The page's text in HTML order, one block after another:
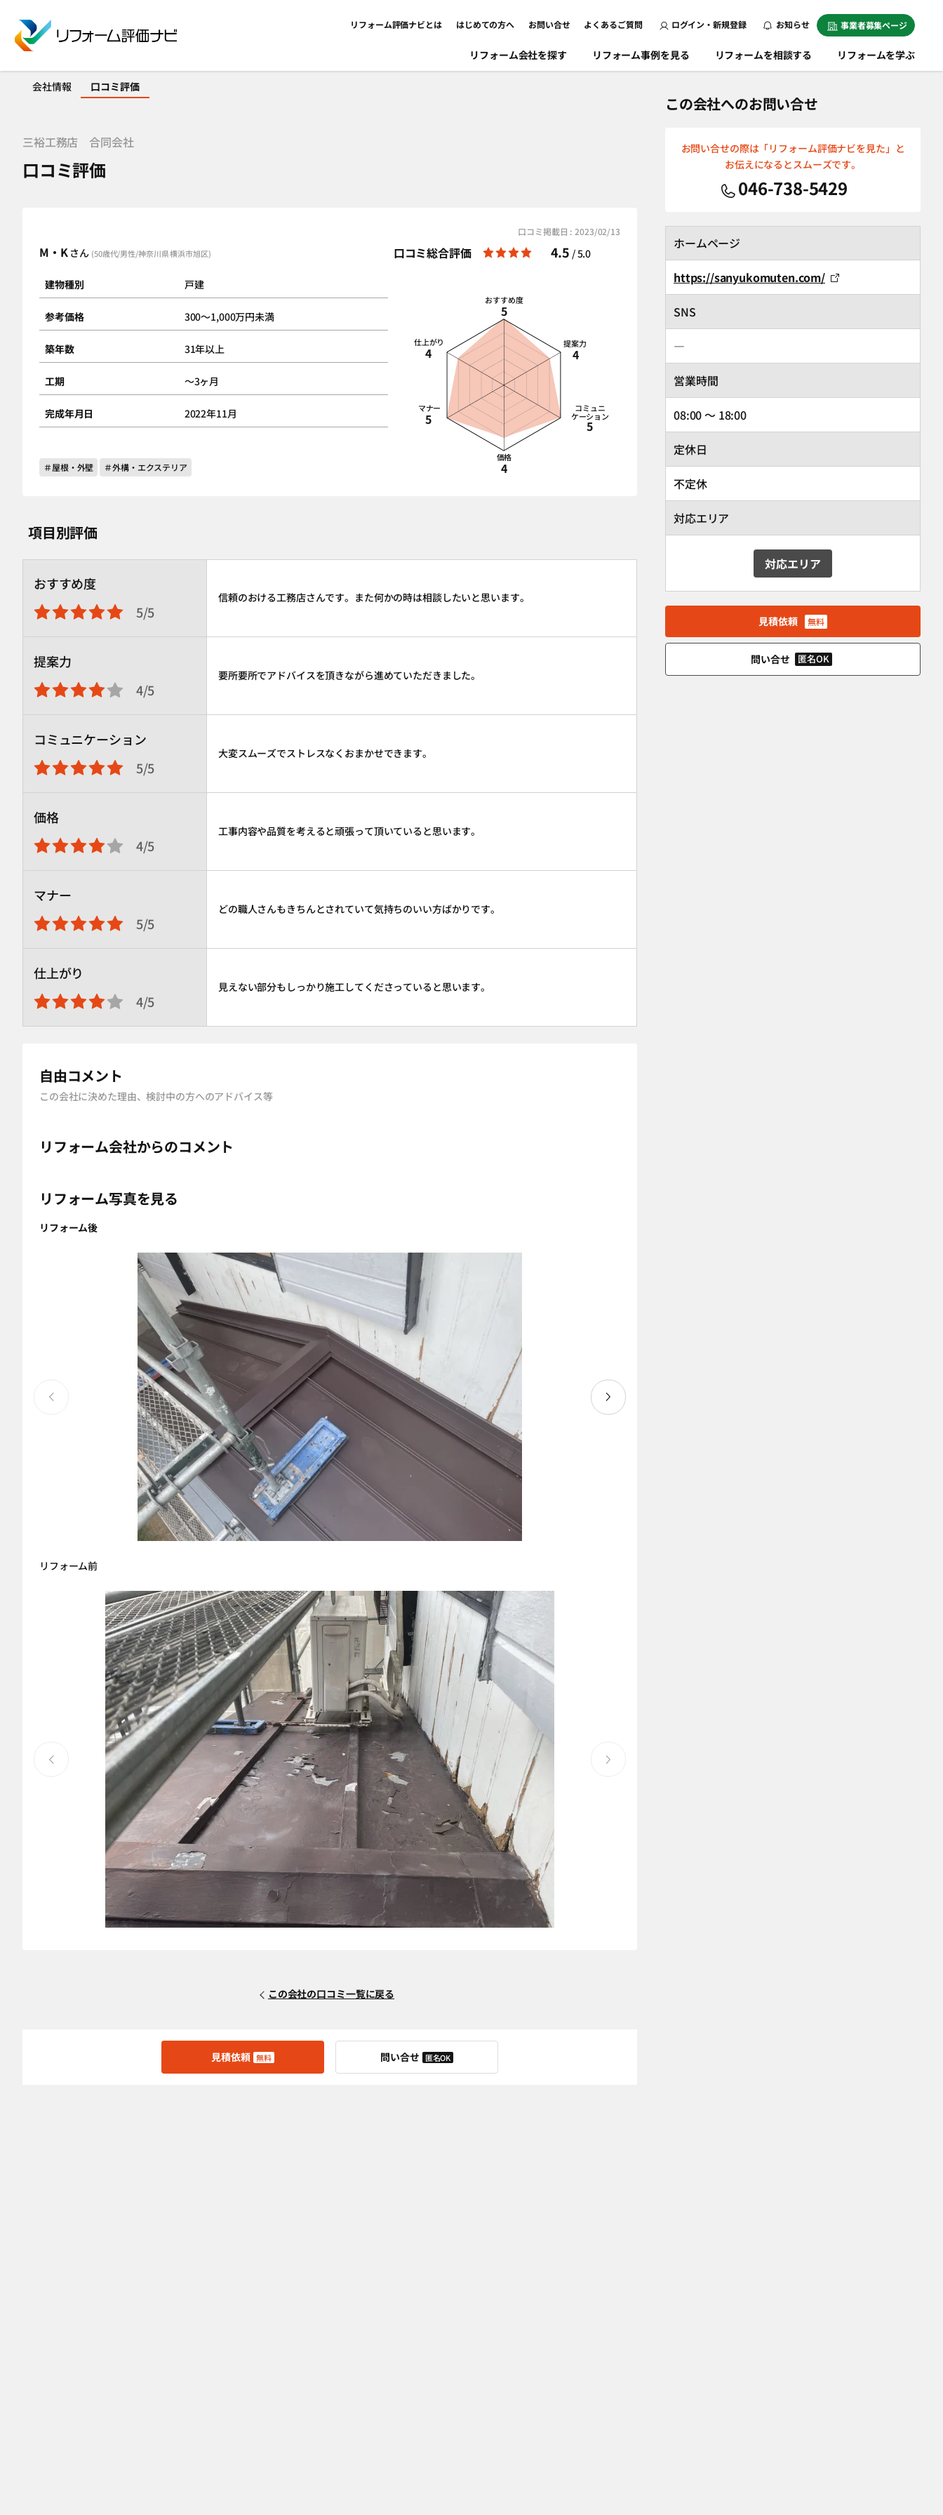
リフォーム評価ナビとは はじめての方へ お問い合せ よくあるご質問 ログイン・新規登録 お知らせ 事業者募集ページ
リフォーム会社を探す リフォーム事例を見る リフォームを相談する リフォームを学ぶ
会社情報 口コミ評価
三裕工務店 合同会社
口コミ評価
口コミ掲載日 : 2023/02/13
M・Kさん (50歳代/男性/神奈川県 横浜市旭区)
建物種別 戸建
参考価格 300～1,000万円未満
築年数 31年以上
工期 ～3ヶ月
完成年月日 2022年11月
＃屋根・外壁 ＃外構・エクステリア
口コミ総合評価 4.5 / 5.0
おすすめ度
5
提案力
4
コミュニ
ケーション
5
価格
4
マナー
5
仕上がり
4
項目別評価
おすすめ度
5/5
信頼のおける工務店さんです。また何かの時は相談したいと思います。
提案力
4/5
要所要所でアドバイスを頂きながら進めていただきました。
コミュニケーション
5/5
大変スムーズでストレスなくおまかせできます。
価格
4/5
工事内容や品質を考えると頑張って頂いていると思います。
マナー
5/5
どの職人さんもきちんとされていて気持ちのいい方ばかりです。
仕上がり
4/5
見えない部分もしっかり施工してくださっていると思います。
自由コメント
この会社に決めた理由、検討中の方へのアドバイス等
リフォーム会社からのコメント
リフォーム写真を見る
リフォーム後
リフォーム前
この会社の口コミ一覧に戻る
見積依頼 無料 問い合せ 匿名OK
この会社へのお問い合せ
お問い合せの際は「リフォーム評価ナビを見た」と
お伝えになるとスムーズです。
046-738-5429
ホームページ
https://sanyukomuten.com/
SNS
―
営業時間
08:00 ～ 18:00
定休日
不定休
対応エリア
対応エリア
見積依頼 無料
問い合せ 匿名OK